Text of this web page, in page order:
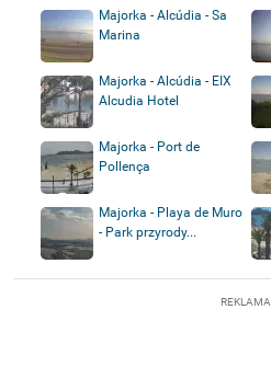
Majorka - Alcúdia - Sa
Marina
Majorka - Alcúdia - EIX
Alcudia Hotel
Majorka - Port de
Pollença
Majorka - Playa de Muro
- Park przyrody...
REKLAMA